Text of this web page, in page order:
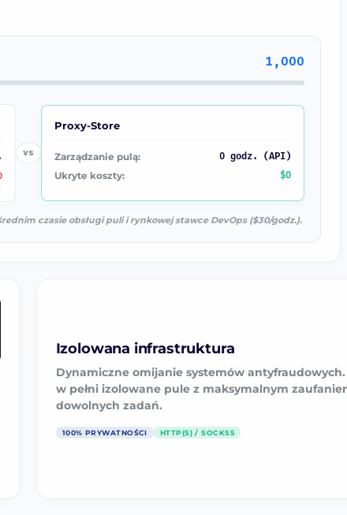
1,000
vs
Proxy-Store
Zarządzanie pulą:
0 godz. (API)
Ukryte koszty:
$0
czasie obsługi puli i rynkowej stawce DevOps ($30/godz.).
Izolowana infrastruktura
Dynamiczne omijanie systemów
w pełni izolowane pule z maksymalnym
dowolnych zadań.
100% PRYWATNOŚCI HTTP(S) / SOCKS5